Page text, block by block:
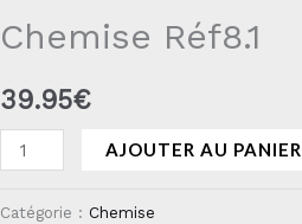
Chemise Réf8.1
39.95€
Réf8.1
AJOUTER AU PANIER
Catégorie : Chemise